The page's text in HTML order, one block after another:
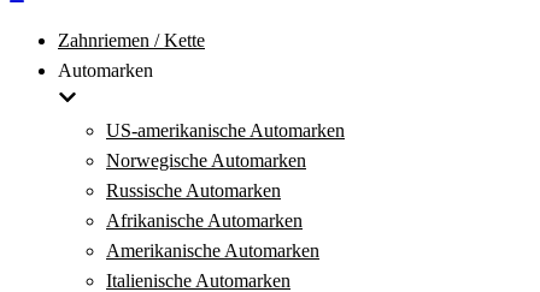
Zahnriemen / Kette
Automarken
US-amerikanische Automarken
Norwegische Automarken
Russische Automarken
Afrikanische Automarken
Amerikanische Automarken
Italienische Automarken